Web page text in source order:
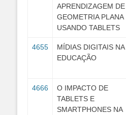
APRENDIZAGEM DE
GEOMETRIA PLANA
USANDO TABLETS
4655
MÍDIAS DIGITAIS NA
EDUCAÇÃO
4666
O IMPACTO DE
TABLETS E
SMARTPHONES NA